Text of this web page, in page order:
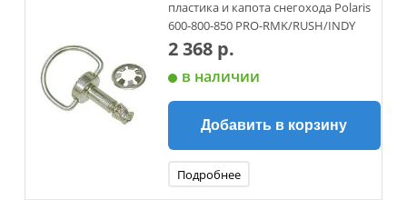
пластика и капота снегохода Polaris
600-800-850 PRO-RMK/RUSH/INDY
2 368 р.
в наличии
Добавить в корзину
Подробнее